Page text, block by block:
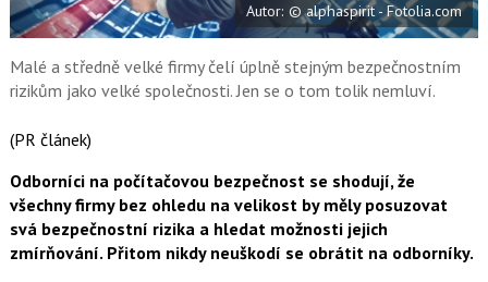
o
o
k
Autor: © alphaspirit - Fotolia.com
Malé a středně velké firmy čelí úplně stejným bezpečnostním
rizikům jako velké společnosti. Jen se o tom tolik nemluví.
(PR článek)
Odborníci na počítačovou bezpečnost se shodují, že
všechny firmy bez ohledu na velikost by měly posuzovat
svá bezpečnostní rizika a hledat možnosti jejich
zmírňování. Přitom nikdy neuškodí se obrátit na odborníky.